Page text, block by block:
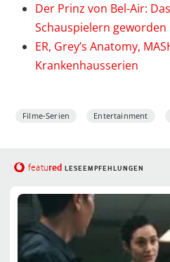
Der Prinz von Bel-Air:
Schauspielern geworden
ER, Grey’s Anatomy,
Krankenhausserien
Filme-Serien Entertainment
featured LESEEMPFEHLUNGEN